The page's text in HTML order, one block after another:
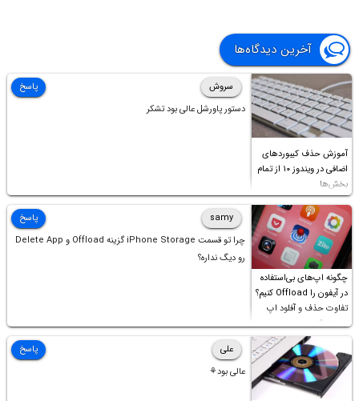
آخرین دیدگاه‌ها
آموزش حذف کیبوردهای
اضافی در ویندوز ۱۰ از تمام
بخش‌ها
سروش
دستور پاورشل عالی بود تشکر
پاسخ
چگونه اپ‌های بی‌استفاده
در آیفون را Offload کنیم؟
تفاوت حذف و آفلود اپ
چیست؟
samy
چرا تو قسمت iPhone Storage گزینه Offload و Delete App
رو دیگ نداره؟
پاسخ
علی
عالی بود⚘
پاسخ